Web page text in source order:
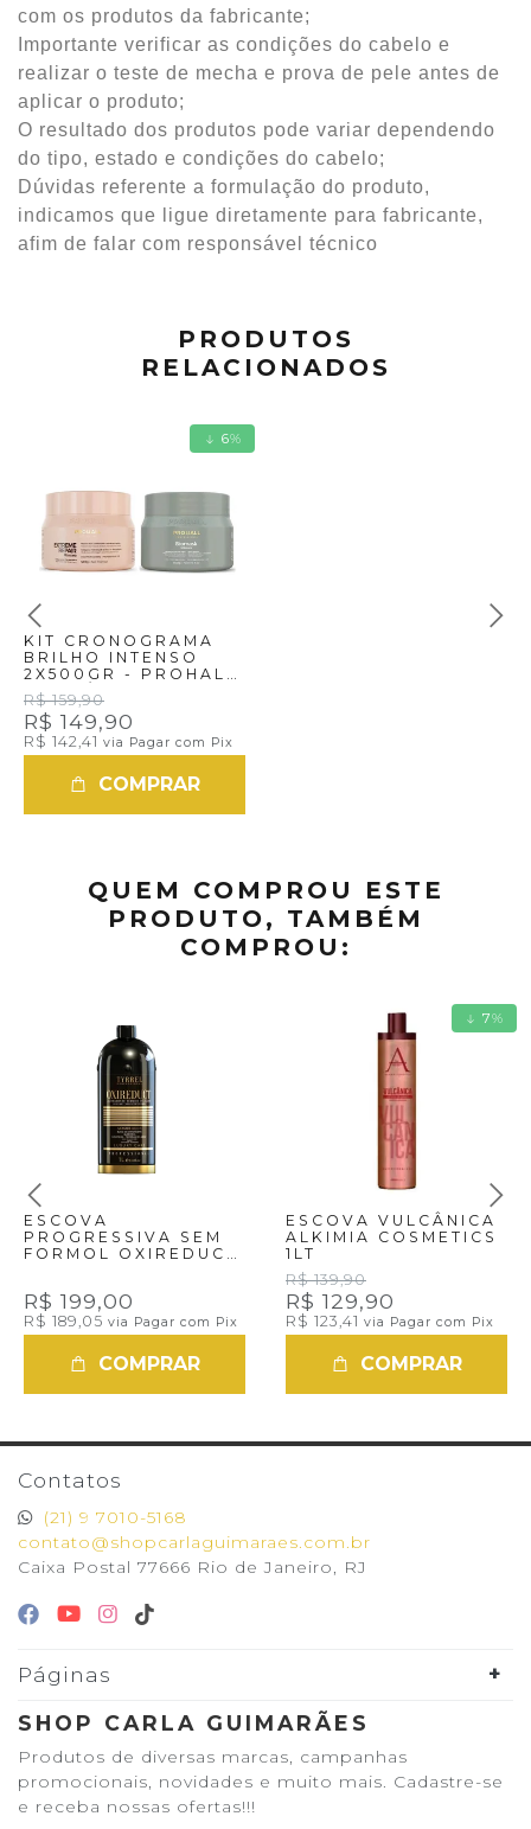
com os produtos da fabricante;
Importante verificar as condições do cabelo e
realizar o teste de mecha e prova de pele antes de
aplicar o produto;
O resultado dos produtos pode variar dependendo
do tipo, estado e condições do cabelo;
Dúvidas referente a formulação do produto,
indicamos que ligue diretamente para fabricante,
afim de falar com responsável técnico
PRODUTOS
RELACIONADOS
6%
KIT CRONOGRAMA
BRILHO INTENSO
2X500GR - PROHALL
COSMÉTIC
R$ 159,90
R$ 149,90
R$ 142,41 via Pagar com Pix
COMPRAR
QUEM COMPROU ESTE
PRODUTO, TAMBÉM
COMPROU:
ESCOVA
PROGRESSIVA SEM
FORMOL OXIREDUCT
R$ 199,00
R$ 189,05 via Pagar com Pix
COMPRAR
7%
ESCOVA VULCÂNICA
ALKIMIA COSMETICS
1LT
R$ 139,90
R$ 129,90
R$ 123,41 via Pagar com Pix
COMPRAR
Contatos
(21) 9 7010-5168
contato@shopcarlaguimaraes.com.br
Caixa Postal 77666 Rio de Janeiro, RJ
Páginas
SHOP CARLA GUIMARÃES
Produtos de diversas marcas, campanhas
promocionais, novidades e muito mais. Cadastre-se
e receba nossas ofertas!!!